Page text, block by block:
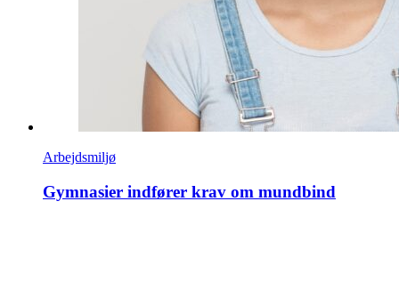
Arbejdsmiljø
Gymnasier indfører krav om mundbind